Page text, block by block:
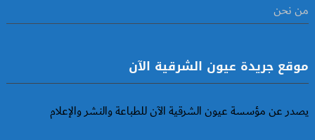
من نحن
موقع جريدة عيون الشرقية الآن
يصدر عن مؤسسة عيون الشرقية الآن للطباعة والنشر والإعلام